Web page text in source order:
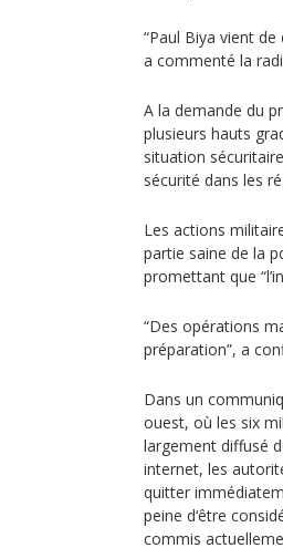
“Paul Biya vient
a commenté la
A la demande du
plusieurs hauts
situation
sécurité dans les
Les actions
partie saine de la
promettant que
“Des opérations
préparation”, a
Dans un
ouest, où les six
largement diffusé
internet, les
quitter
peine d‘être
commis